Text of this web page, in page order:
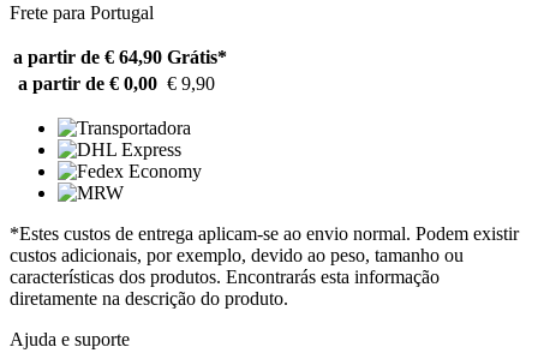
Frete para Portugal
a partir de € 64,90 Grátis*
a partir de € 0,00 € 9,90
*Estes custos de entrega aplicam-se ao envio normal. Podem existir
custos adicionais, por exemplo, devido ao peso, tamanho ou
características dos produtos. Encontrarás esta informação
diretamente na descrição do produto.
Ajuda e suporte